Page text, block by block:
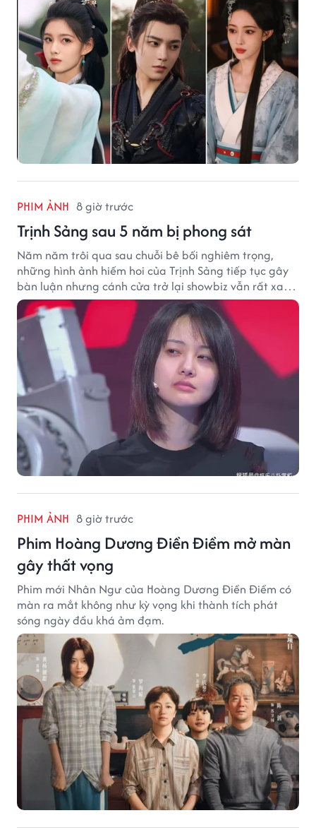
PHIM ẢNH 8 giờ trước
Trịnh Sảng sau 5 năm bị phong sát
Năm năm trôi qua sau chuỗi bê bối nghiêm trọng,
những hình ảnh hiếm hoi của Trịnh Sảng tiếp tục gây
bàn luận nhưng cánh cửa trở lại showbiz vẫn rất xa
vời.
PHIM ẢNH 8 giờ trước
Phim Hoàng Dương Điền Điềm mở màn
gây thất vọng
Phim mới Nhân Ngư của Hoàng Dương Điền Điềm có
màn ra mắt không như kỳ vọng khi thành tích phát
sóng ngày đầu khá ảm đạm.